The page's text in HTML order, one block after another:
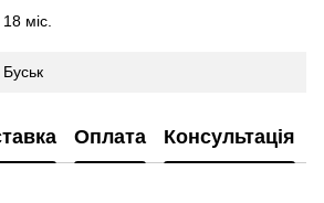
18 міс.
Буськ
Оплата Консультація